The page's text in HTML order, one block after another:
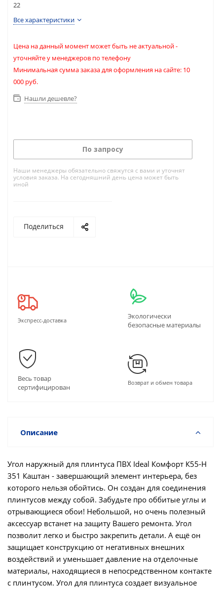
22
Все характеристики
Цена на данный момент может быть не актуальной -
уточняйте у менеджеров по телефону
Минимальная сумма заказа для оформления на сайте: 10
000 руб.
Нашли дешевле?
По запросу
Наши менеджеры обязательно свяжутся с вами и уточнят
условия заказа. На сегодняшний день цена может быть
иной
Поделиться
Экспресс-доставка
Экологически
безопасные материалы
Весь товар
сертифицирован
Возврат и обмен товара
Описание
Угол наружный для плинтуса ПВХ Ideal Комфорт К55-Н
351 Каштан - завершающий элемент интерьера, без
которого нельзя обойтись. Он создан для соединения
плинтусов между собой. Забудьте про оббитые углы и
отрывающиеся обои! Небольшой, но очень полезный
аксессуар встанет на защиту Вашего ремонта. Угол
позволит легко и быстро закрепить детали. А ещё он
защищает конструкцию от негативных внешних
воздействий и уменьшает давление на отделочные
материалы, находящиеся в непосредственном контакте
с плинтусом. Угол для плинтуса создает визуальное